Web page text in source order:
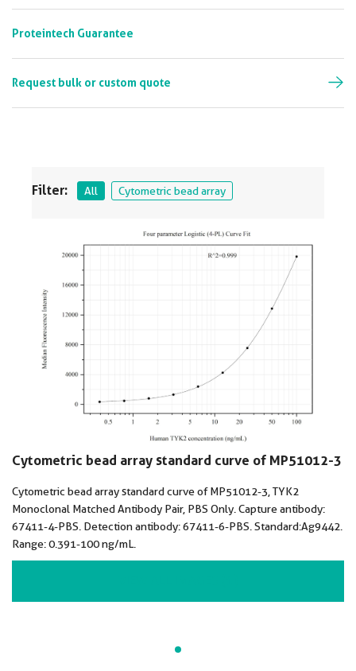
Filter: All Cytometric bead array
Cytometric bead array standard curve of MP51012-3
Cytometric bead array standard curve of MP51012-3, TYK2
Monoclonal Matched Antibody Pair, PBS Only. Capture antibody:
67411-4-PBS. Detection antibody: 67411-6-PBS. Standard:Ag9442.
Range: 0.391-100 ng/mL.
Proteintech Guarantee
Request bulk or custom quote